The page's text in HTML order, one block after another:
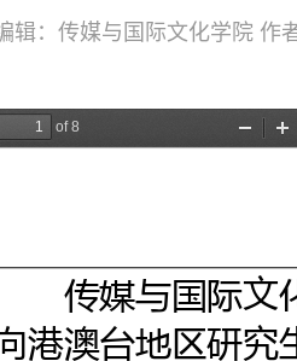
辑：传媒与国际文化学院 作